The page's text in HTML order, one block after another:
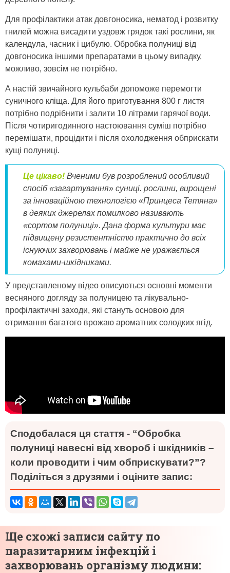
Для профілактики атак довгоносика, нематод і розвитку
гнилей можна висадити уздовж грядок такі рослини, як
календула, часник і цибулю. Обробка полуниці від
довгоносика іншими препаратами в цьому випадку,
можливо, зовсім не потрібно.
А настій звичайного кульбаби допоможе перемогти
суничного кліща. Для його приготування 800 г листя
потрібно подрібнити і залити 10 літрами гарячої води.
Після чотиригодинного настоювання суміш потрібно
перемішати, процідити і після охолодження обприскати
кущі полуниці.
Це цікаво! Вченими був розроблений особливий
спосіб «загартування» суниці. рослини, вирощені
за інноваційною технологією «Принцеса Тетяна»
в деяких джерелах помилково називають
«сортом полуниці». Дана форма культури має
підвищену резистентністю практично до всіх
існуючих захворювань і майже не уражається
комахами-шкідниками.
У представленому відео описуються основні моменти
весняного догляду за полуницею та лікувально-
профілактичні заходи, які стануть основою для
отримання багатого врожаю ароматних солодких ягід.
Сподобалася ця стаття - “Обробка
полуниці навесні від хвороб і шкідників –
коли проводити і чим обприскувати?”?
Поділіться з друзями і оціните запис:
Ще схожі записи сайту по
паразитарним інфекцій і
захворювань організму людини: